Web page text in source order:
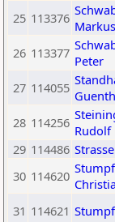
25 113376 Markus
26 113377 Peter
27 114055
28 114256 Rudolf
29 114486
30 114620
31 114621